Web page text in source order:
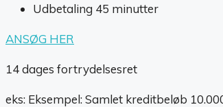
Udbetaling 45 minutter
ANSØG HER
14 dages fortrydelsesret
eks: Eksempel: Samlet kreditbeløb